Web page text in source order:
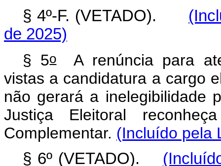
§ 4º-F. (VETADO).
de 2025)
§ 5oA renúncia para
vistas a candidatura a cargo
não gerará a inelegibilidade
Justiça Eleitoral
Complementar. (Incluído pela
§ 6º (VETADO).